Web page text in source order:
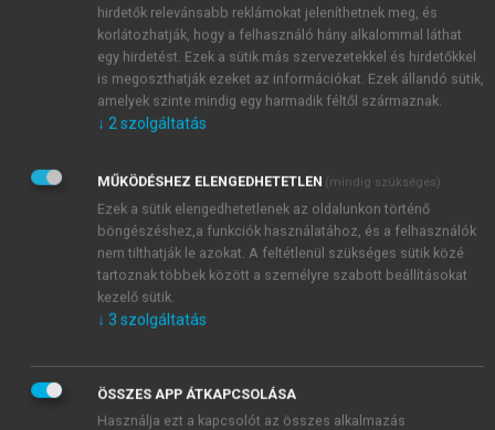
hirdetők relevánsabb reklámokat jeleníthetnek meg, és
korlátozhatják, hogy a felhasználó hány alkalommal láthat
egy hirdetést. Ezek a sütik más szervezetekkel és hirdetőkkel
is megoszthatják ezeket az információkat. Ezek állandó sütik,
amelyek szinte mindig egy harmadik féltől származnak.
↓ 2szolgáltatás
MŰKÖDÉSHEZ ELENGEDHETETLEN (mindig szükséges)
Ezek a sütik elengedhetetlenek az oldalunkon történő
böngészéshez,a funkciók használatához, és a felhasználók
nem tilthatják le azokat. A feltétlenül szükséges sütik közé
tartoznak többek között a személyre szabott beállításokat
kezelő sütik.
↓ 3 szolgáltatás
ÖSSZES APP ÁTKAPCSOLÁSA
Használja ezt a kapcsolót az összes alkalmazás